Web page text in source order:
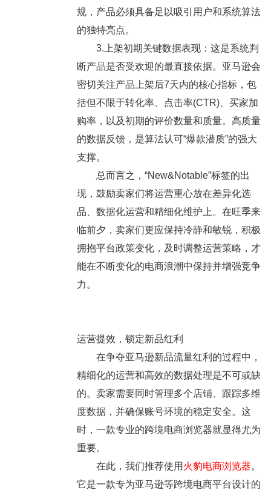
规，产品必须具备足以吸引用户和系统算法
的独特亮点。
3.上架初期关键数据表现：这是系统判
断产品是否受欢迎的最直接依据。亚马逊会
密切关注产品上架后7天内的核心指标，包
括但不限于转化率、点击率(CTR)、买家加
购率，以及初期的评价数量和质量。高质量
的数据反馈，是算法认可“爆款潜质”的强大
支撑。
总而言之，“New&Notable”标签的出
现，鼓励卖家们将运营重心放在差异化选
品、数据化运营和精细化维护上。在旺季来
临前夕，卖家们更应保持冷静和敏锐，积极
拥抱平台政策变化，及时调整运营策略，才
能在不断变化的电商浪潮中保持并增强竞争
力。
运营提效，锁定新品红利
在争夺亚马逊新品流量红利的过程中，
精细化的运营和高效的数据处理是不可或缺
的。卖家需要同时管理多个店铺、跟踪多维
度数据，并确保账号环境的稳定安全。这
时，一款专业的跨境电商浏览器就显得尤为
重要。
在此，我们推荐使用 火豹电商浏览器。
它是一款专为亚马逊等跨境电商平台设计的